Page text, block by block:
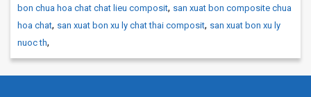
bon chua hoa chat chat lieu composit, san xuat bon composite chua
hoa chat, san xuat bon xu ly chat thai composit, san xuat bon xu ly
nuoc th,